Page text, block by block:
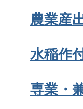
農業産
水稲作
専業・